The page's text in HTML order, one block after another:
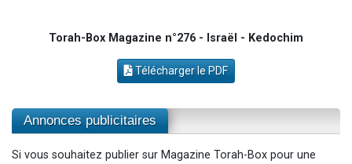
Torah-Box Magazine n°276 - Israël - Kedochim
Télécharger le PDF
Annonces publicitaires
Si vous souhaitez publier sur Magazine Torah-Box pour une